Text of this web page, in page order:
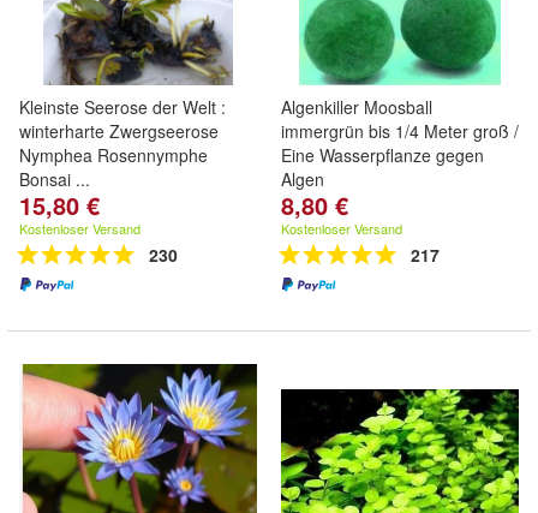
Kleinste Seerose der Welt :
winterharte Zwergseerose
Nymphea Rosennymphe
Bonsai ...
15,80 €
Kostenloser Versand
230
Algenkiller Moosball
immergrün bis 1/4 Meter groß /
Eine Wasserpflanze gegen
Algen
8,80 €
Kostenloser Versand
217